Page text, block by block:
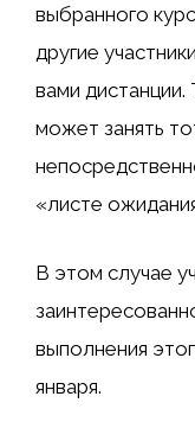
выбранного
другие
вами
может занять
«листе
В этом случае
выполнения
января.